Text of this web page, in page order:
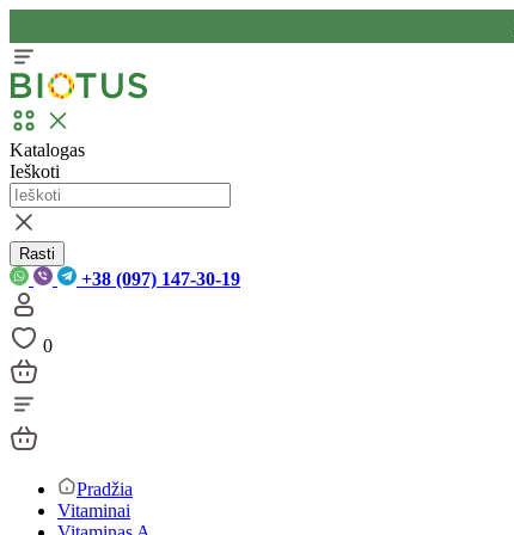
Katalogas
Ieškoti
Rasti
+38 (097) 147-30-19
0
Pradžia
Vitaminai